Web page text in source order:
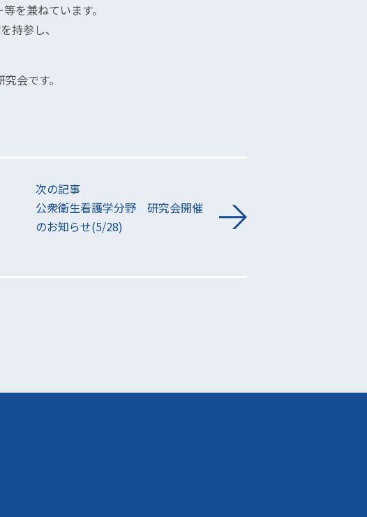
を兼ねています。
参し、
会です。
次の記事
公衆衛生看護学分野 研究会開催
のお知らせ(5/28)